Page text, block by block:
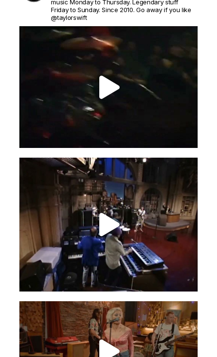
music Monday to Thursday. Legendary stuff
Friday to Sunday. Since 2010. Go away if you like
@taylorswift